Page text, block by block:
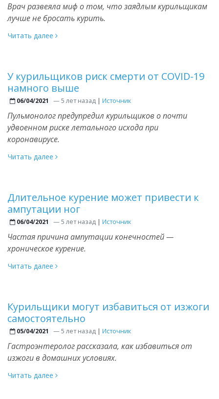
Врач развеяла миф о том, что заядлым курильщикам
лучше не бросать курить.
Читать далее
У курильщиков риск смерти от COVID-19
намного выше
06/04/2021 —5 лет назад | Источник
Пульмонолог предупредил курильщиков о почти
удвоенном риске летального исхода при
коронавирусе.
Читать далее
Длительное курение может привести к
ампутации ног
06/04/2021 —5 лет назад | Источник
Частая причина ампутации конечностей —
хроническое курение.
Читать далее
Курильщики могут избавиться от изжоги
самостоятельно
05/04/2021 —5 лет назад | Источник
Гастроэнтеролог рассказала, как избавиться от
изжоги в домашних условиях.
Читать далее